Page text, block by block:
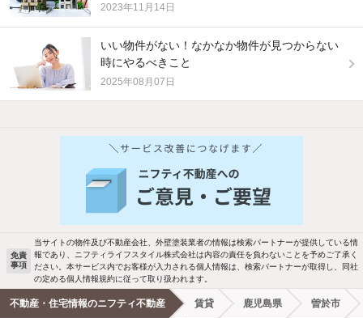
2023年11月14日
いい物件がない！なかなか物件が見つからない
時にやるべきこと
2025年08月07日
他の人はこんな条件で絞り込んでいます！
バス・トイレ別 2階以上
洗濯機置場あり 独立洗面台
エアコンあり 都市ガス
免責
事項
当サイトの物件及び不動産会社、外壁塗装業者の情報は検索パートナーが提供している情
報であり、ニフティライフスタイル株式会社は内容の責任を負わないことを予めご了承く
ださい。本サービス内でお客様が入力される個人情報は、検索パートナーが取得し、同社
の定める個人情報規約に従って取り扱われます。
不動産・住宅情報のニフティ不動産 賃貸 鹿児島県 曽於市